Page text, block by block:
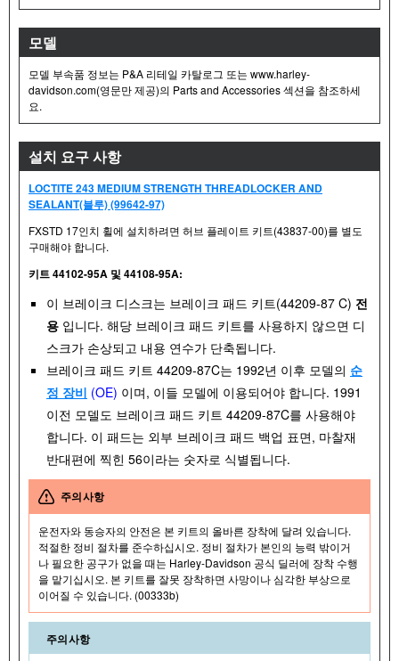
모델
모델 부속품 정보는 P&A 리테일 카탈로그 또는 www.harley-
davidson.com(영문만 제공)의 Parts and Accessories 섹션을 참조하세
요.
설치 요구 사항
LOCTITE 243 MEDIUM STRENGTH THREADLOCKER AND
SEALANT(블루) (99642-97)
FXSTD 17인치 휠에 설치하려면 허브 플레이트 키트(43837-00)를 별도
구매해야 합니다.
키트 44102-95A 및 44108-95A:
이 브레이크 디스크는 브레이크 패드 키트(44209-87 C) 전
용 입니다. 해당 브레이크 패드 키트를 사용하지 않으면 디
스크가 손상되고 내용 연수가 단축됩니다.
브레이크 패드 키트 44209-87C는 1992년 이후 모델의 순
정 장비 (OE) 이며, 이들 모델에 이용되어야 합니다. 1991
이전 모델도 브레이크 패드 키트 44209-87C를 사용해야
합니다. 이 패드는 외부 브레이크 패드 백업 표면, 마찰재
반대편에 찍힌 56이라는 숫자로 식별됩니다.
주의사항
운전자와 동승자의 안전은 본 키트의 올바른 장착에 달려 있습니다.
적절한 정비 절차를 준수하십시오. 정비 절차가 본인의 능력 밖이거
나 필요한 공구가 없을 때는 Harley-Davidson 공식 딜러에 장착 수행
을 맡기십시오. 본 키트를 잘못 장착하면 사망이나 심각한 부상으로
이어질 수 있습니다. (00333b)
주의사항